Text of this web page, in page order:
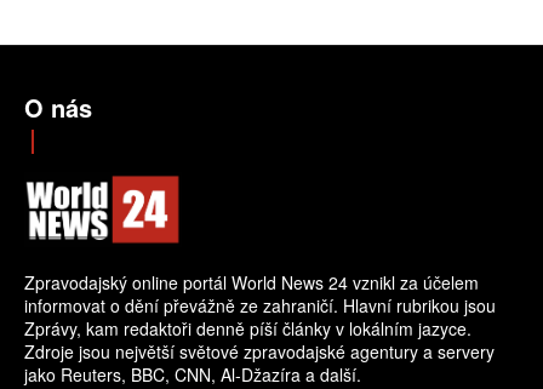
O nás
Zpravodajský online portál World News 24 vznikl za účelem
informovat o dění převážně ze zahraničí. Hlavní rubrikou jsou
Zprávy, kam redaktoři denně píší články v lokálním jazyce.
Zdroje jsou největší světové zpravodajské agentury a servery
jako Reuters, BBC, CNN, Al-Džazíra a další.